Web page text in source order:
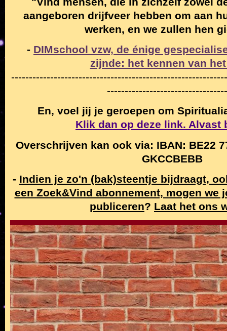
aangeboren drijfveer hebben om aan
werken, en we zullen hen
- DIMschool vzw, de énige
zijnde: het kennen van
En, voel jij je geroepen om
Klik dan op deze link. Alvast
Overschrijven kan ook via: IBAN: BE22
GKCCBEBB
- Indien je zo'n (bak)steentje bijdraagt,
een Zoek&Vind abonnement, mogen we
publiceren? Laat het ons